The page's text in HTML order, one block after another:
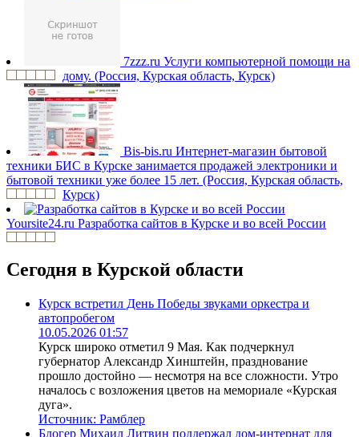
7zzz.ru Услуги компьютерной помощи на
дому. (Россия, Курская область, Курск)
Bis-bis.ru Интернет-магазин бытовой
техники БИС в Курске занимается продажей электроники и
бытовой техники уже более 15 лет. (Россия, Курская область,
Курск)
Yoursite24.ru Разработка сайтов в Курске и во всей России
Сегодня в Курской области
Курск встретил День Победы звуками оркестра и
автопробегом
10.05.2026 01:57
Курск широко отметил 9 Мая. Как подчеркнул
губернатор Александр Хинштейн, празднование
прошло достойно — несмотря на все сложности. Утро
началось с возложения цветов на мемориале «Курская
дуга».
Источник: Рамблер
Блогер Михаил Литвин поддержал дом-интернат для